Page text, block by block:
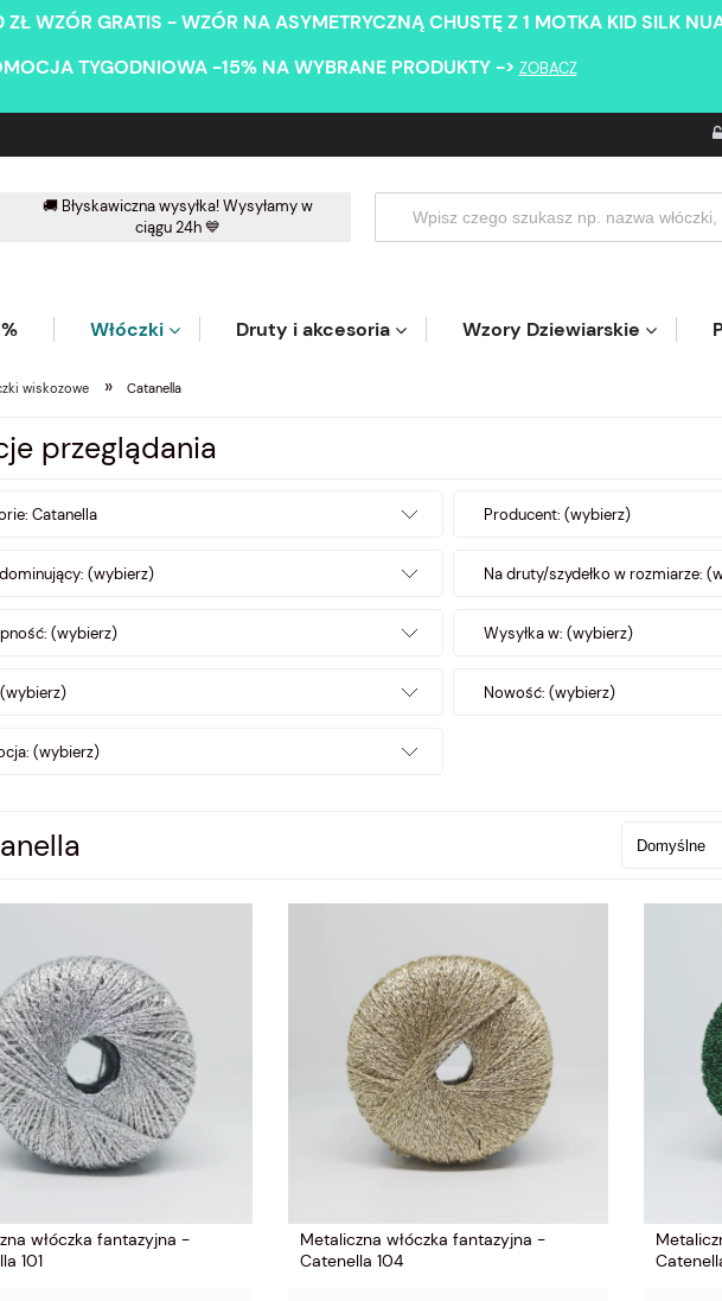
WZÓR GRATIS - WZÓR NA ASYMETRYCZNĄ CHUSTĘ Z 1 MOTKA KID SILK
TYGODNIOWA -15% NA WYBRANE PRODUKTY -> ZOBACZ
🚚 Błyskawiczna wysyłka! Wysyłamy w
ciągu 24h 💙
Włóczki Druty i akcesoria Wzory Dziewiarskie
wiskozowe » Catanella
przeglądania
Catanella Producent: (wybierz)
(wybierz) Na druty/szydełko w rozmiarze:
(wybierz) Wysyłka w: (wybierz)
Nowość: (wybierz)
(wybierz)
włóczka fantazyjna -
101
Metaliczna włóczka fantazyjna -
Catenella 104